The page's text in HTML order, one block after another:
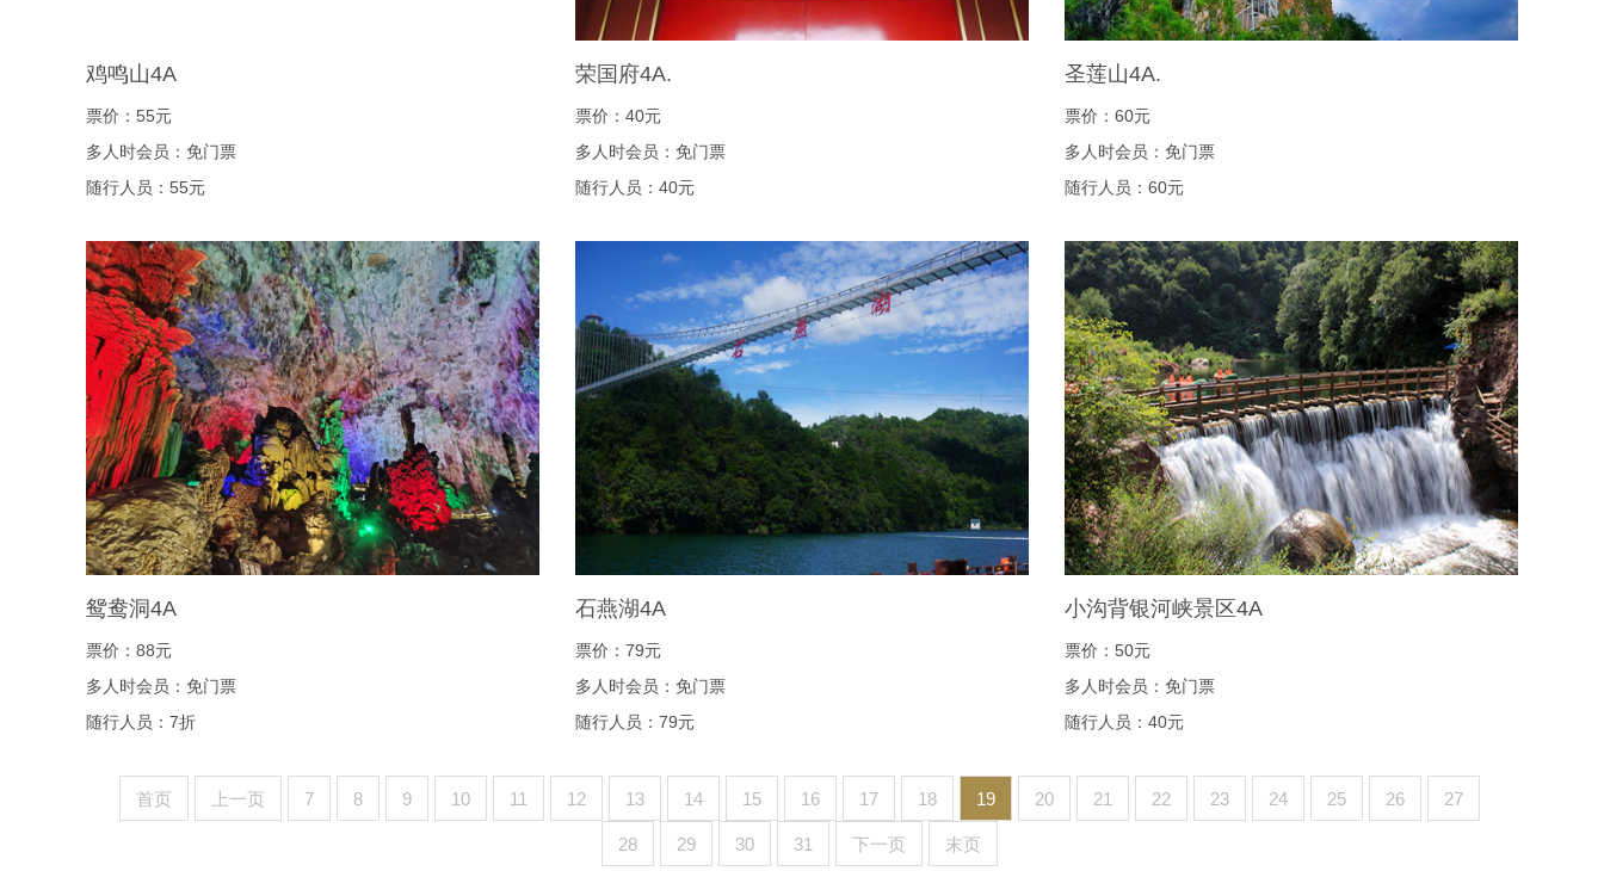
鸡鸣山4A
票价：55元
多人时会员：免门票
随行人员：55元
荣国府4A.
票价：40元
多人时会员：免门票
随行人员：40元
圣莲山4A.
票价：60元
多人时会员：免门票
随行人员：60元
鸳鸯洞4A
票价：88元
多人时会员：免门票
随行人员：7折
石燕湖4A
票价：79元
多人时会员：免门票
随行人员：79元
小沟背银河峡景区4A
票价：50元
多人时会员：免门票
随行人员：40元
首页 上一页 7 8 9 10 11 12 13 14 15 16 17 18 19 20 21 22 23 24 25 26 27
28 29 30 31 下一页 末页